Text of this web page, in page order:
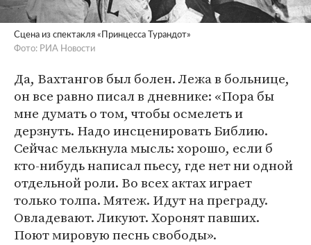
Сцена из спектакля «Принцесса Турандот»
Фото: РИА Новости
Да, Вахтангов был болен. Лежа в больнице,
он все равно писал в дневнике: «Пора бы
мне думать о том, чтобы осмелеть и
дерзнуть. Надо инсценировать Библию.
Сейчас мелькнула мысль: хорошо, если б
кто-нибудь написал пьесу, где нет ни одной
отдельной роли. Во всех актах играет
только толпа. Мятеж. Идут на преграду.
Овладевают. Ликуют. Хоронят павших.
Поют мировую песнь свободы».